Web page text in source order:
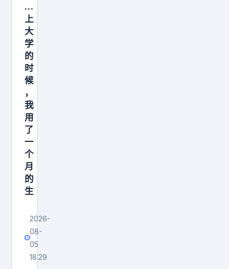
版
本
限
时
换
新
价
…
上
大
学
的
时
候
，
我
用
了
一
个
月
的
生
2026-
08-
05
18:29